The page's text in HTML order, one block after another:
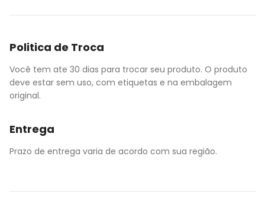
Politica de Troca
Você tem ate 30 dias para trocar seu produto. O produto
deve estar sem uso, com etiquetas e na embalagem
original.
Entrega
Prazo de entrega varia de acordo com sua região.